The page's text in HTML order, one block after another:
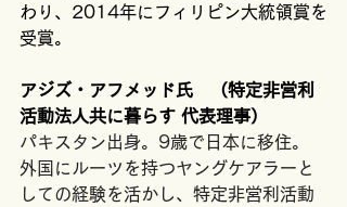
わり、2014年にフィリピン大統領賞を
受賞。
アジズ・アフメッド氏　（特定非営利
活動法人共に暮らす 代表理事）
パキスタン出身。9歳で日本に移住。
外国にルーツを持つヤングケアラーと
しての経験を活かし、特定非営利活動